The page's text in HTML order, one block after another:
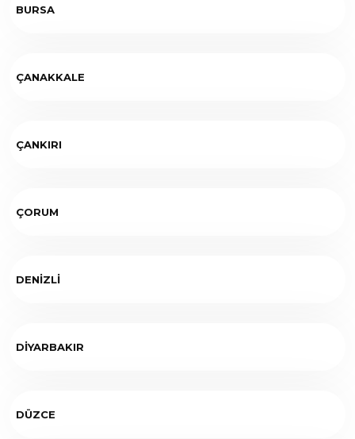
BURSA
ÇANAKKALE
ÇANKIRI
ÇORUM
DENİZLİ
DİYARBAKIR
DÜZCE